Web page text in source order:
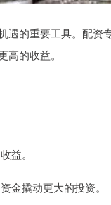
遇的重要工具。配资
的收益。
益。
金撬动更大的投资。